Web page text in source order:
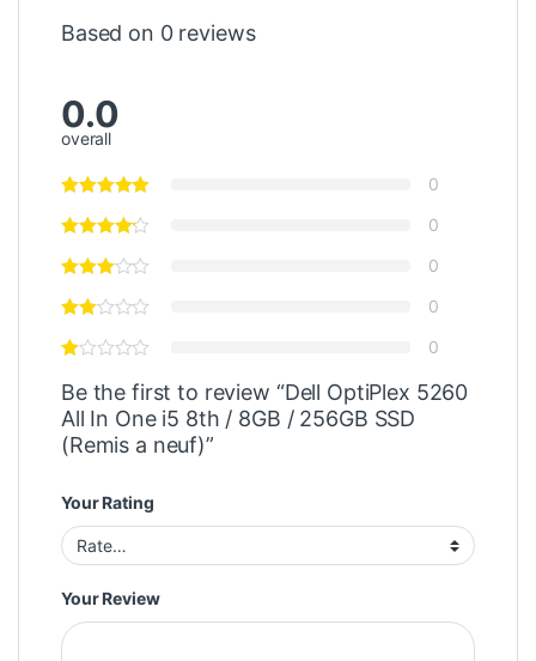
Based on 0 reviews
0.0
overall
0
0
0
0
0
Be the first to review “Dell OptiPlex 5260
All In One i5 8th / 8GB / 256GB SSD
(Remis a neuf)”
Your Rating
Your Review